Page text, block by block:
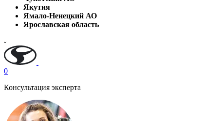
Якутия
Ямало-Ненецкий АО
Ярославская область
0
Консультация эксперта